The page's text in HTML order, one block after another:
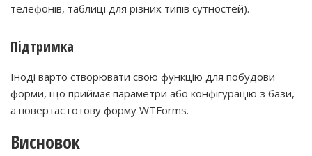
телефонів, таблиці для різних типів сутностей).
Підтримка
Іноді варто створювати свою функцію для побудови
форми, що приймає параметри або конфігурацію з бази,
а повертає готову форму WTForms.
Висновок